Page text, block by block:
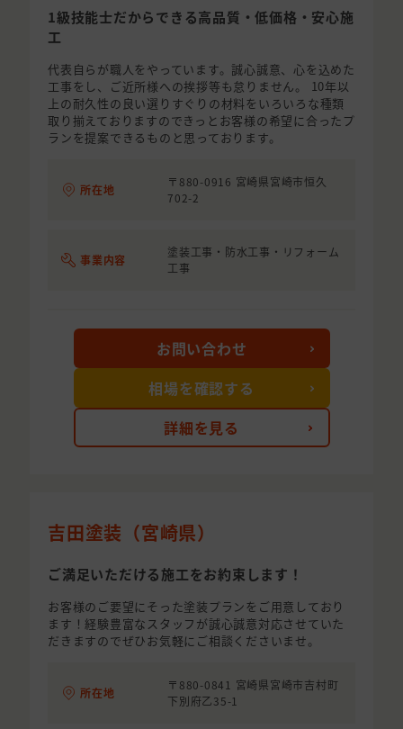
1級技能士だからできる高品質・低価格・安心施
工
代表自らが職人をやっています。誠心誠意、心を込めた
工事をし、ご近所様への挨拶等も怠りません。 10年以
上の耐久性の良い選りすぐりの材料をいろいろな種類
取り揃えておりますのできっとお客様の希望に合ったプ
ランを提案できるものと思っております。
所在地
〒880-0916 宮崎県宮崎市恒久
702-2
事業内容
塗装工事・防水工事・リフォーム
工事
詳細を見る
お問い合わせ
相場を確認する
吉田塗装（宮崎県）
ご満足いただける施工をお約束します！
お客様のご要望にそった塗装プランをご用意しており
ます！経験豊富なスタッフが誠心誠意対応させていた
だきますのでぜひお気軽にご相談くださいませ。
所在地
〒880-0841 宮崎県宮崎市吉村町
下別府乙35-1